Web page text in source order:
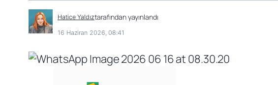
Hatice Yaldıztarafından yayınlandı
16 Haziran 2026, 08:41